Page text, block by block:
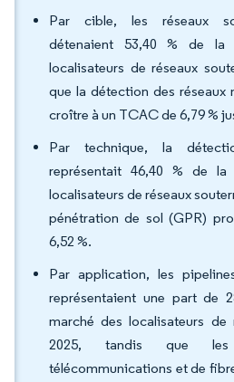
Par cible, les réseaux
détenaient 53,40 % de
localisateurs de réseaux
que la détection des réseaux
croître à un TCAC de 6,79 %
Par technique, la
représentait 46,40 % de
localisateurs de réseaux
pénétration de sol (GPR)
6,52 %.
Par application, les
représentaient une part de
marché des localisateurs de
2025, tandis que les
télécommunications et de